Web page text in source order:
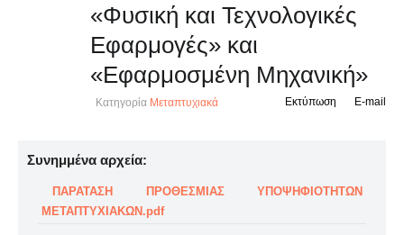
«Φυσική και Τεχνολογικές
Εφαρμογές» και
«Εφαρμοσμένη Μηχανική»
Κατηγορία Μεταπτυχιακά E-mail
Εκτύπωση
Συνημμένα αρχεία:
ΠΑΡΑΤΑΣΗ ΠΡΟΘΕΣΜΙΑΣ ΥΠΟΨΗΦΙΟΤΗΤΩΝ
ΜΕΤΑΠΤΥΧΙΑΚΩΝ.pdf